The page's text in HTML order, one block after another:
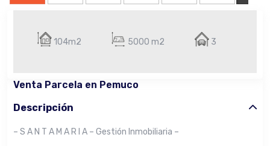
104m2 5000 m2 3
Venta Parcela en Pemuco
Descripción
– S A N T A M A R I A – Gestión Inmobiliaria –